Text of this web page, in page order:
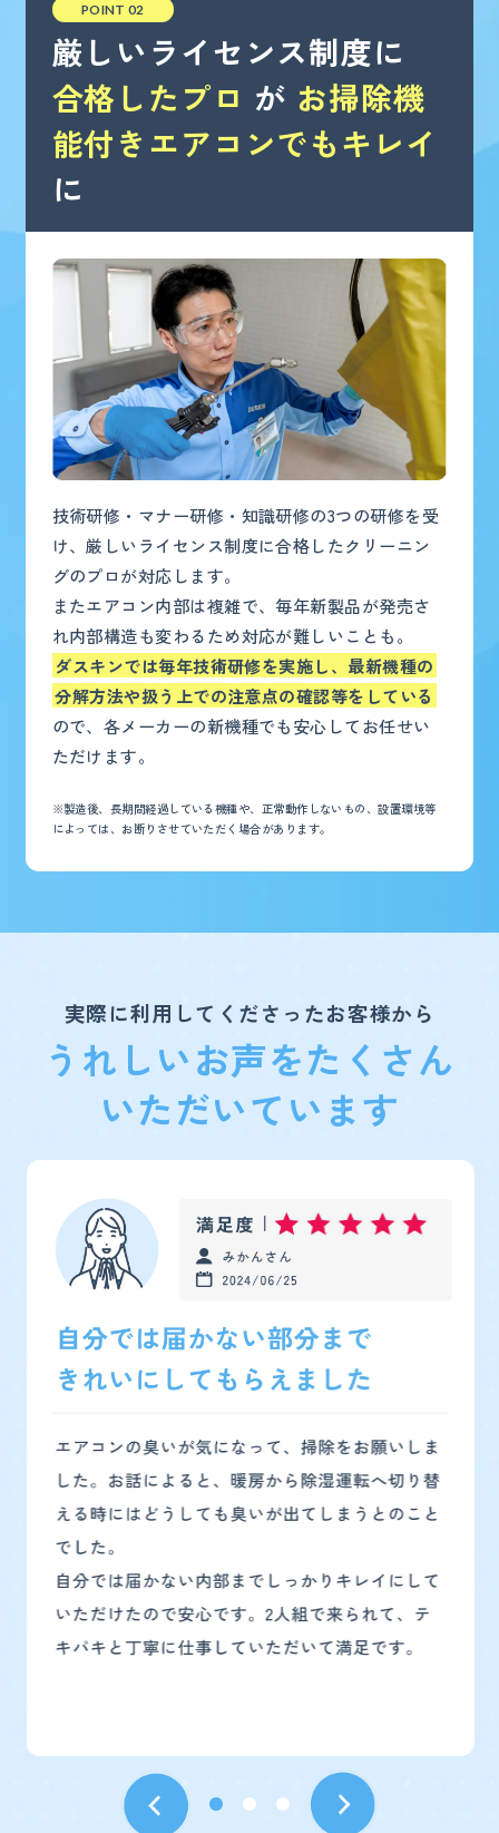
POINT 02
厳しいライセンス制度に
合格したプロ が お掃除機
能付きエアコンでもキレイ
に
技術研修・マナー研修・知識研修の3つの研修を受
け、厳しいライセンス制度に合格したクリーニン
グのプロが対応します。
またエアコン内部は複雑で、毎年新製品が発売さ
れ内部構造も変わるため対応が難しいことも。
ダスキンでは毎年技術研修を実施し、最新機種の
分解方法や扱う上での注意点の確認等をしている
ので、各メーカーの新機種でも安心してお任せい
ただけます。
※製造後、長期間経過している機種や、正常動作しないもの、設置環境等
によっては、お断りさせていただく場合があります。
実際に利用してくださったお客様から
うれしいお声をたくさん
いただいています